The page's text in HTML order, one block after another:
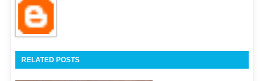
RELATED POSTS